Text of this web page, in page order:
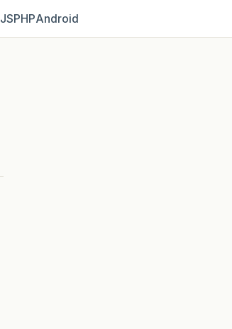
JSPHPAndroid